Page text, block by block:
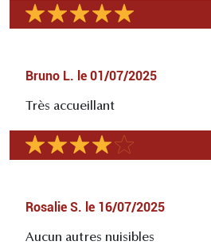
Bruno L. le 01/07/2025
Très accueillant
Rosalie S. le 16/07/2025
Aucun autres nuisibles